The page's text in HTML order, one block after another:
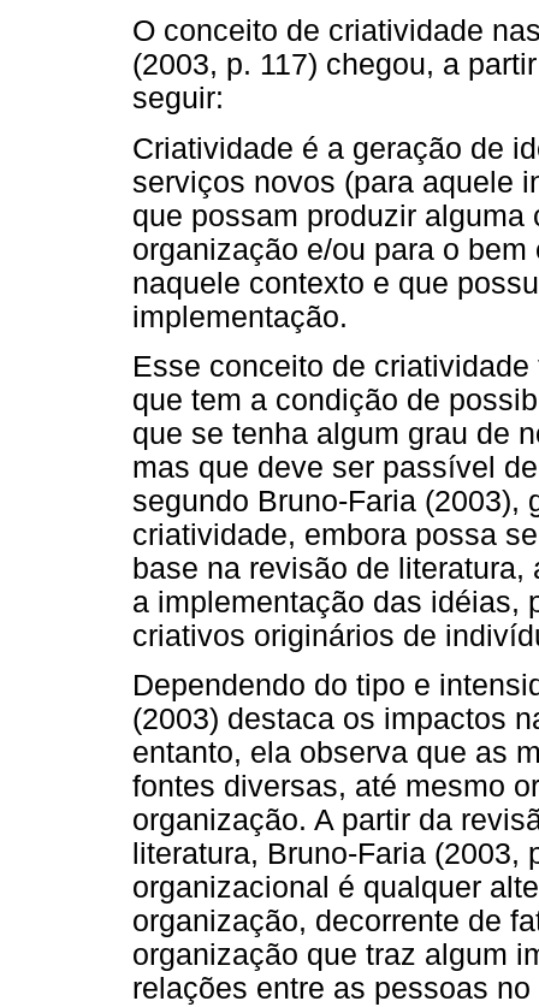
O conceito de criatividade
(2003, p. 117) chegou, a
seguir:
Criatividade é a geração de
serviços novos (para aquele
que possam produzir
organização e/ou para o
naquele contexto e que
implementação.
Esse conceito de
que tem a condição de
que se tenha algum grau de
mas que deve ser passível
segundo Bruno-Faria (2003),
criatividade, embora possa
base na revisão de
a implementação das idéias,
criativos originários de
Dependendo do tipo e
(2003) destaca os impactos
entanto, ela observa que as
fontes diversas, até mesmo
organização. A partir da
literatura, Bruno-Faria
organizacional é qualquer
organização, decorrente de
organização que traz algum
relações entre as pessoas